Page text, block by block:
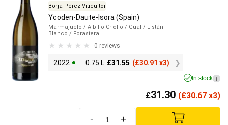
Borja Pérez Viticultor
Ycoden-Daute-Isora (Spain)
Marmajuelo / Albillo Criollo / Gual / Listán
Blanco / Forastera
0 reviews
2022 0.75 L £31.55 (£30.91 x3)
In stock i
£31.30 (£30.67 x3)
- +